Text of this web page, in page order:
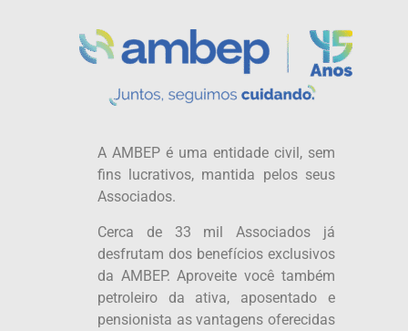
A AMBEP é uma entidade civil, sem
fins lucrativos, mantida pelos seus
Associados.
Cerca de 33 mil Associados já
desfrutam dos benefícios exclusivos
da AMBEP. Aproveite você também
petroleiro da ativa, aposentado e
pensionista as vantagens oferecidas